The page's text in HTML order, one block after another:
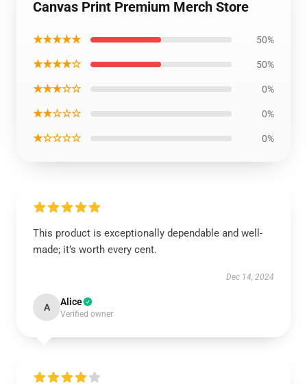
Canvas Print Premium Merch Store
★★★★★ 50%
★★★★☆ 50%
★★★☆☆ 0%
★★☆☆☆ 0%
★☆☆☆☆ 0%
This product is exceptionally dependable and well-
made; it’s worth every cent.
Dec 14, 2024
A Alice
Verified owner